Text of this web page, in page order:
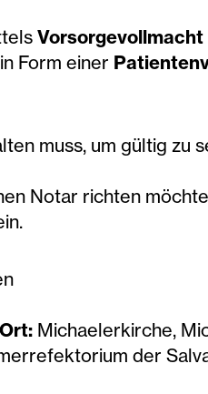
Vorsorgevollmacht
Form einer
muss, um gültig zu
Notar richten
Ort: Michaelerkirche,
der